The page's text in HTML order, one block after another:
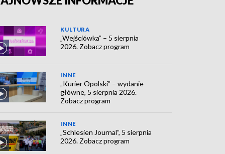
KULTURA
„Wejściówka” – 5 sierpnia
2026. Zobacz program
INNE
„Kurier Opolski” – wydanie
główne, 5 sierpnia 2026.
Zobacz program
INNE
„Schlesien Journal”, 5 sierpnia
2026. Zobacz program